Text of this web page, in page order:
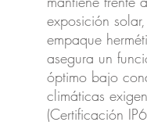
exposición
empaque
asegura un
óptimo bajo
climáticas
(Certificación